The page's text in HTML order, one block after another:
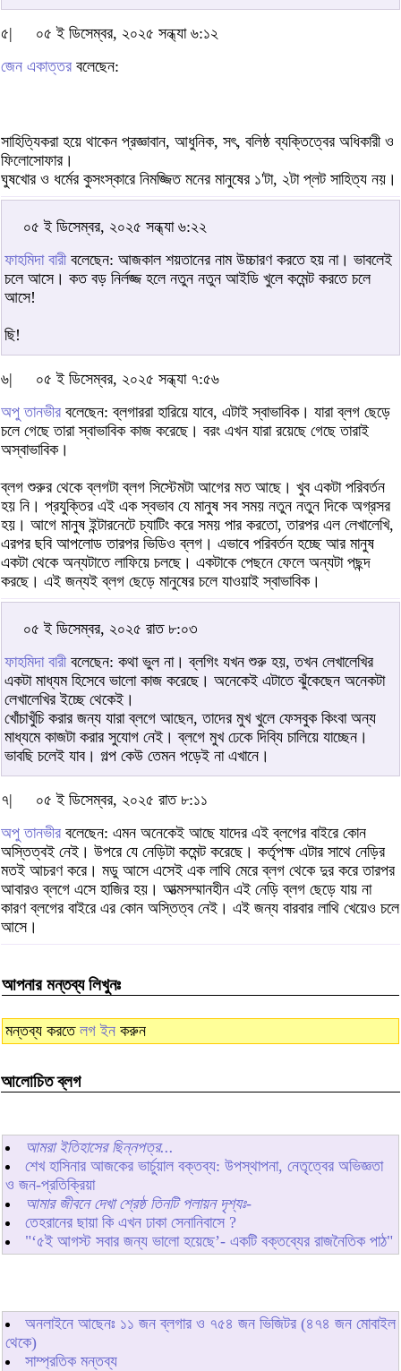
৫|
০৫ ই ডিসেম্বর, ২০২৫ সন্ধ্যা ৬:১২
জেন একাত্তর বলেছেন:
সাহিত্যিকরা হয়ে থাকেন প্রজ্ঞাবান, আধুনিক, সৎ, বলিষ্ঠ ব্যক্তিত্বের অধিকারী ও
ফিলোসোফার।
ঘুষখোর ও ধর্মের কুসংস্কারে নিমজ্জিত মনের মানুষের ১'টা, ২টা প্লট সাহিত্য নয়।
০৫ ই ডিসেম্বর, ২০২৫ সন্ধ্যা ৬:২২
ফাহমিদা বারীবলেছেন: আজকাল শয়তানের নাম উচ্চারণ করতে হয় না। ভাবলেই
চলে আসে। কত বড় নির্লজ্জ হলে নতুন নতুন আইডি খুলে কমেন্ট করতে চলে
আসে!
ছি!
৬|
০৫ ই ডিসেম্বর, ২০২৫ সন্ধ্যা ৭:৫৬
অপু তানভীর বলেছেন: ব্লগাররা হারিয়ে যাবে, এটাই স্বাভাবিক। যারা ব্লগ ছেড়ে
চলে গেছে তারা স্বাভাবিক কাজ করেছে। বরং এখন যারা রয়েছে গেছে তারাই
অস্বাভাবিক।
ব্লগ শুরুর থেকে ব্লগটা ব্লগ সিস্টেমটা আগের মত আছে। খুব একটা পরিবর্তন
হয় নি। প্রযুক্তির এই এক স্বভাব যে মানুষ সব সময় নতুন নতুন দিকে অগ্রসর
হয়। আগে মানুষ ইন্টারনেটে চ্যাটিং করে সময় পার করতো, তারপর এল লেখালেখি,
এরপর ছবি আপলোড তারপর ভিডিও ব্লগ। এভাবে পরিবর্তন হচ্ছে আর মানুষ
একটা থেকে অন্যটাতে লাফিয়ে চলছে। একটাকে পেছনে ফেলে অন্যটা পছন্দ
করছে। এই জন্যই ব্লগ ছেড়ে মানুষের চলে যাওয়াই স্বাভাবিক।
০৫ ই ডিসেম্বর, ২০২৫ রাত ৮:০৩
ফাহমিদা বারীবলেছেন: কথা ভুল না। ব্লগিং যখন শুরু হয়, তখন লেখালেখির
একটা মাধ্যম হিসেবে ভালো কাজ করেছে। অনেকেই এটাতে ঝুঁকেছেন অনেকটা
লেখালেখির ইচ্ছে থেকেই।
খোঁচাখুঁচি করার জন্য যারা ব্লগে আছেন, তাদের মুখ খুলে ফেসবুক কিংবা অন্য
মাধ্যমে কাজটা করার সুযোগ নেই। ব্লগে মুখ ঢেকে দিব্যি চালিয়ে যাচ্ছেন।
ভাবছি চলেই যাব। গল্প কেউ তেমন পড়েই না এখানে।
৭|
০৫ ই ডিসেম্বর, ২০২৫ রাত ৮:১১
অপু তানভীর বলেছেন: এমন অনেকেই আছে যাদের এই ব্লগের বাইরে কোন
অস্তিত্বই নেই। উপরে যে নেড়িটা কমেন্ট করেছে। কর্তৃপক্ষ এটার সাথে নেড়ির
মতই আচরণ করে। মডু আসে এসেই এক লাথি মেরে ব্লগ থেকে দুর করে তারপর
আবারও ব্লগে এসে হাজির হয়। আত্মসম্মানহীন এই নেড়ি ব্লগ ছেড়ে যায় না
কারণ ব্লগের বাইরে এর কোন অস্তিত্ব নেই। এই জন্য বারবার লাথি খেয়েও চলে
আসে।
আপনার মন্তব্য লিখুনঃ
মন্তব্য করতে লগ ইন করুন
আলোচিত ব্লগ
আমরা ইতিহাসের ছিন্নপত্র...
শেখ হাসিনার আজকের ভার্চুয়াল বক্তব্য: উপস্থাপনা, নেতৃত্বের অভিজ্ঞতা
ও জন-প্রতিক্রিয়া
আমার জীবনে দেখা শ্রেষ্ঠ তিনটি পলায়ন দৃশ্যঃ-
তেহরানের ছায়া কি এখন ঢাকা সেনানিবাসে ?
"‘৫ই আগস্ট সবার জন্য ভালো হয়েছে’- একটি বক্তব্যের রাজনৈতিক পাঠ"
অনলাইনে আছেনঃ ১১ জন ব্লগার ও ৭৫৪ জন ভিজিটর (৪৭৪ জন মোবাইল
থেকে)
সাম্প্রতিক মন্তব্য